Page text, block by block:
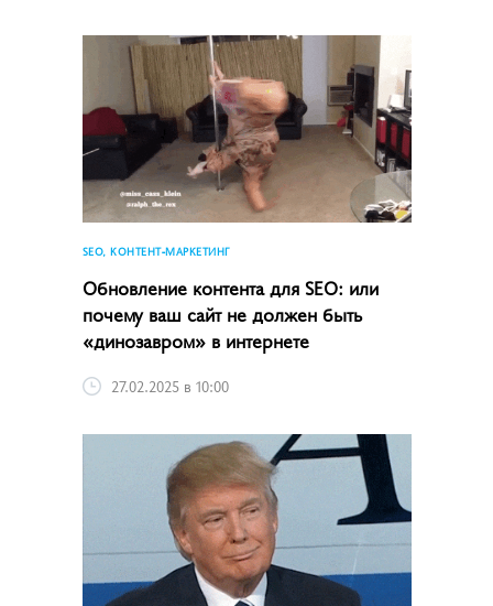
SEO, КОНТЕНТ-МАРКЕТИНГ
Обновление контента для SEO: или
почему ваш сайт не должен быть
«динозавром» в интернете
27.02.2025 в 10:00